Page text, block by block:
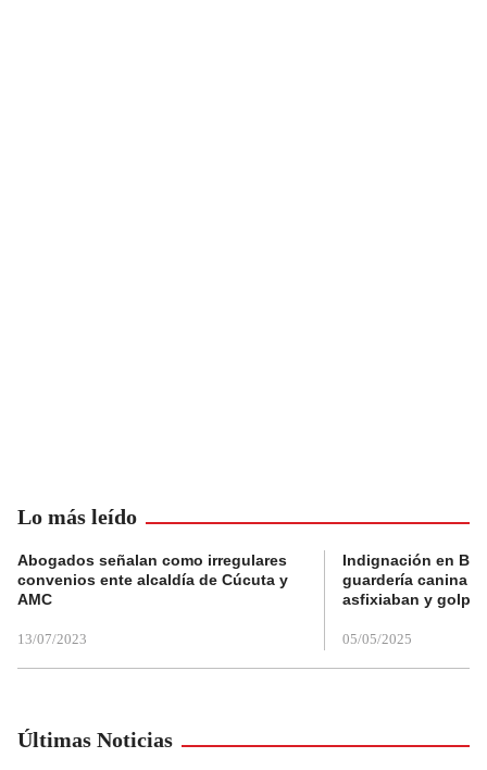
Lo más leído
Abogados señalan como irregulares
convenios ente alcaldía de Cúcuta y
AMC
13/07/2023
Indignación en
guardería canina
asfixiaban y
05/05/2025
Últimas Noticias